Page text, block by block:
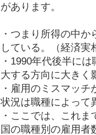
があります。
・つまり所得の中
している。（経済実
・1990年代後半に
大する方向に大きく
・雇用のミスマッ
状況は職種によって
・ここでは、これ
国の職種別の雇用者